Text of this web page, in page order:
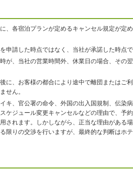
、各宿泊プランが定めるキャンセル規定が定
申請した時点ではなく、当社が承諾した時点で
が、当社の営業時間外、休業日の場合、その
に、お客様の都合により途中で離団またはご
せん。
キ、官公署の命令、外国の出入国規制、伝染
ケジュール変更キャンセルなどの理由で、予
されます。しかしながら、正当な理由がある
限りの交渉を行いますが、最終的な判断はホ